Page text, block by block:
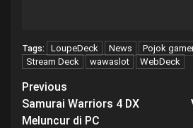
Tags: LoupeDeck News Pojok
Stream Deck
wawaslot WebDeck
Post
navigation
Previous
Samurai Warriors 4 DX
Meluncur di PC